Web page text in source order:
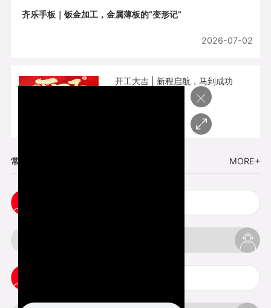
齐乐手板｜钣金加工，金属薄板的“变形记”
2026-07-02
开工大吉 | 新程启航，马到成功
常见问题 MORE+
×